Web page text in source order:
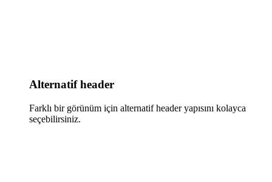
Alternatif header
Farklı bir görünüm için alternatif header yapısını kolayca
seçebilirsiniz.